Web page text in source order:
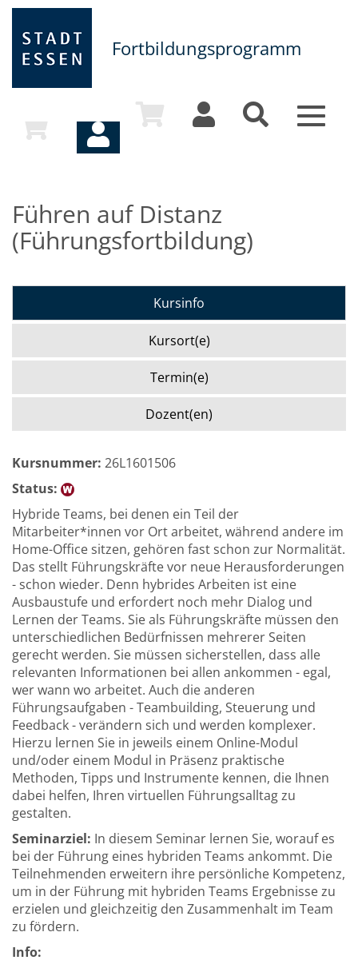
Fortbildungsprogramm
Toggle
Führen auf Distanz
(Führungsfortbildung)
Kursinfo
Kursort(e)
Termin(e)
Dozent(en)
Kursnummer: 26L1601506
Status:
Hybride Teams, bei denen ein Teil der
Mitarbeiter*innen vor Ort arbeitet, während andere im
Home-Office sitzen, gehören fast schon zur Normalität.
Das stellt Führungskräfte vor neue Herausforderungen
- schon wieder. Denn hybrides Arbeiten ist eine
Ausbaustufe und erfordert noch mehr Dialog und
Lernen der Teams. Sie als Führungskräfte müssen den
unterschiedlichen Bedürfnissen mehrerer Seiten
gerecht werden. Sie müssen sicherstellen, dass alle
relevanten Informationen bei allen ankommen - egal,
wer wann wo arbeitet. Auch die anderen
Führungsaufgaben - Teambuilding, Steuerung und
Feedback - verändern sich und werden komplexer.
Hierzu lernen Sie in jeweils einem Online-Modul
und/oder einem Modul in Präsenz praktische
Methoden, Tipps und Instrumente kennen, die Ihnen
dabei helfen, Ihren virtuellen Führungsalltag zu
gestalten.
Seminarziel: In diesem Seminar lernen Sie, worauf es
bei der Führung eines hybriden Teams ankommt. Die
Teilnehmenden erweitern ihre persönliche Kompetenz,
um in der Führung mit hybriden Teams Ergebnisse zu
erzielen und gleichzeitig den Zusammenhalt im Team
zu fördern.
Info: